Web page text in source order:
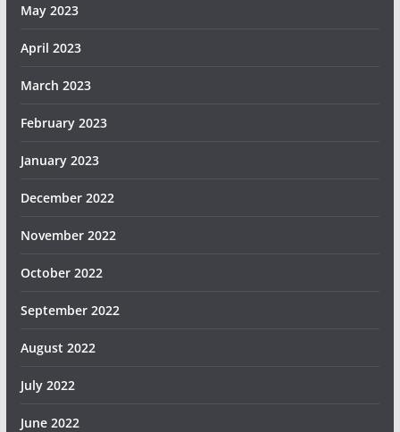
May 2023
April 2023
March 2023
February 2023
January 2023
December 2022
November 2022
October 2022
September 2022
August 2022
July 2022
June 2022